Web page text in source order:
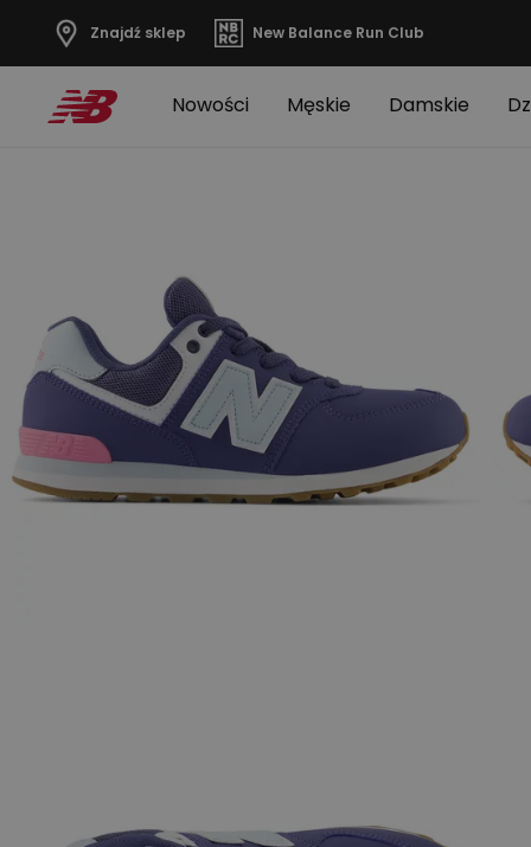
Znajdź sklep New Balance Run Club
Nowości Męskie Damskie